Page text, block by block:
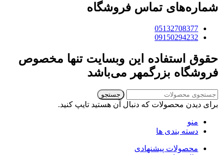
شماره‌های تماس فروشگاه
05132708377
09150294232
حقوق استفاده این وبسایت تنها مخصوص
فروشگاه بزرگمهر می‌باشد
جستجو
برای دیدن محصولات که دنبال آن هستید تایپ کنید.
منو
دسته بندی ها
محصولات پیشنهادی